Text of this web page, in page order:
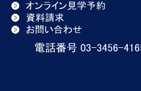
オンライン見学予約
資料請求
お問い合わせ
電話番号 03-3456-